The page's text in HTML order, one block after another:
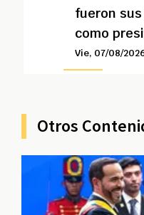
fueron
como
Vie, 07/08/
Otros